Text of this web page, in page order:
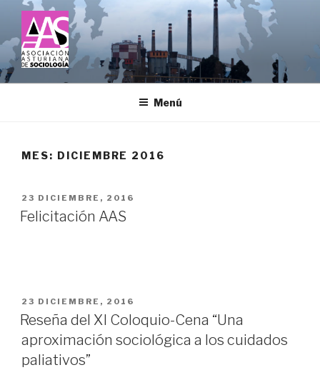
Saltar
contenido
ASOCIACIÓN ASTURIANA DE
SOCIOLOGÍA
Menú
MES: DICIEMBRE 2016
PUBLICADO
EL
23 DICIEMBRE, 2016
Felicitación AAS
PUBLICADO
EL
23 DICIEMBRE, 2016
Reseña del XI Coloquio-Cena “Una
aproximación sociológica a los cuidados
paliativos”